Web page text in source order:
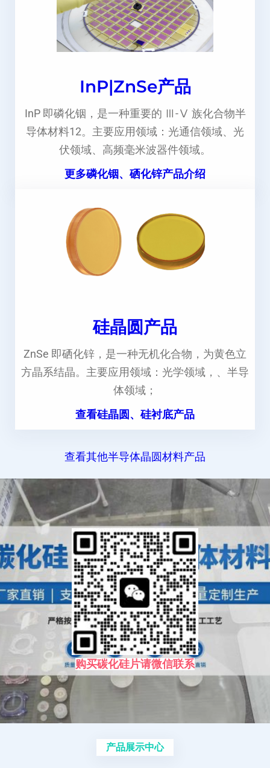
InP|ZnSe产品
InP 即磷化铟，是一种重要的 Ⅲ-Ⅴ 族化合物半
导体材料12。主要应用领域：光通信领域、光
伏领域、高频毫米波器件领域。
更多磷化铟、硒化锌产品介绍
硅晶圆产品
ZnSe 即硒化锌，是一种无机化合物，为黄色立
方晶系结晶。主要应用领域：光学领域，、半导
体领域；
查看硅晶圆、硅衬底产品
查看其他半导体晶圆材料产品
购买碳化硅片请微信联系
产品展示中心